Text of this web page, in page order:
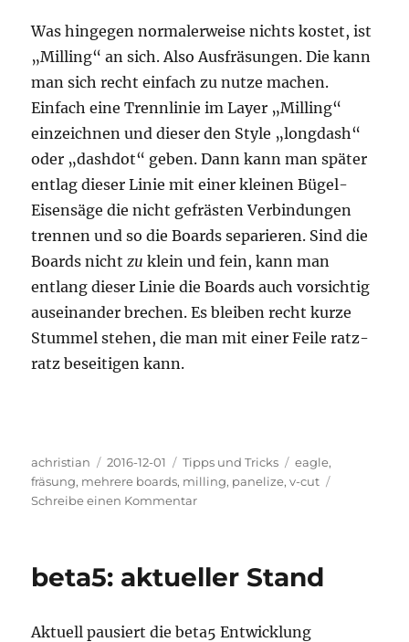
Was hingegen normalerweise nichts kostet, ist
„Milling“ an sich. Also Ausfräsungen. Die kann
man sich recht einfach zu nutze machen.
Einfach eine Trennlinie im Layer „Milling“
einzeichnen und dieser den Style „longdash“
oder „dashdot“ geben. Dann kann man später
entlag dieser Linie mit einer kleinen Bügel-
Eisensäge die nicht gefrästen Verbindungen
trennen und so die Boards separieren. Sind die
Boards nicht zu klein und fein, kann man
entlang dieser Linie die Boards auch vorsichtig
auseinander brechen. Es bleiben recht kurze
Stummel stehen, die man mit einer Feile ratz-
ratz beseitigen kann.
Autor
achristian
Veröffentlicht
am
2016-12-01 Kategorien
Tipps und Tricks Schlagwörter
eagle,
fräsung, mehrere boards, milling, panelize,v-cut
Schreibe einen Kommentarzu
beta5: aktueller Stand
Aktuell pausiert die beta5 Entwicklung